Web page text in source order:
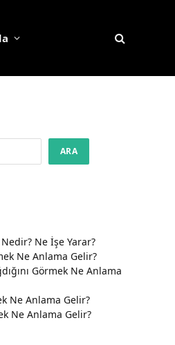
ARA
Ne İşe Yarar?
Ne Anlama Gelir?
Görmek Ne Anlama
Ne Anlama Gelir?
Ne Anlama Gelir?